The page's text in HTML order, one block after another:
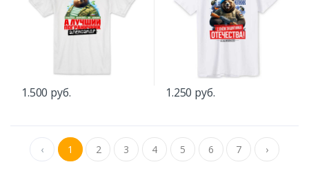
1.500 руб. 1.250 руб.
‹ 1 2 3 4 5 6 7 ›